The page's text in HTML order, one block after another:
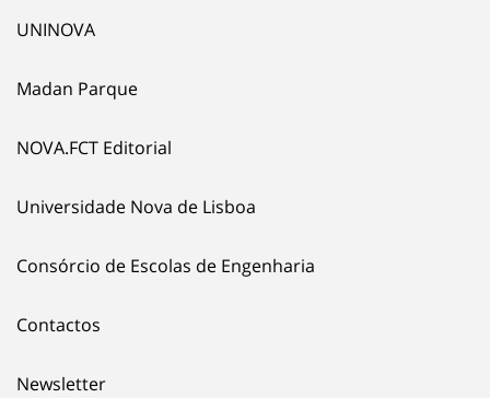
UNINOVA
Madan Parque
NOVA.FCT Editorial
Universidade Nova de Lisboa
Consórcio de Escolas de Engenharia
Contactos
Newsletter